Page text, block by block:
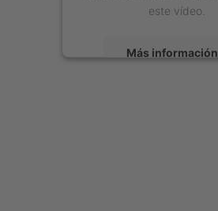
este vídeo.
Más información